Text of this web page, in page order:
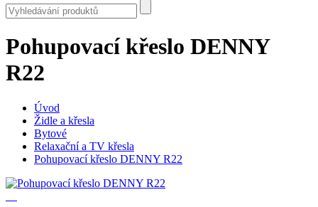
Pohupovací křeslo DENNY
R22
Úvod
Židle a křesla
Bytové
Relaxační a TV křesla
Pohupovací křeslo DENNY R22